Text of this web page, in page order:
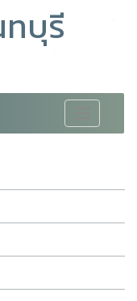
บุรี
navigation